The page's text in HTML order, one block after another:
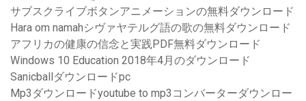
サブスクライブボタンアニメーションの無料ダウンロード
Hara om namahシヴァヤテルグ語の歌の無料ダウンロード
アフリカの健康の信念と実践PDF無料ダウンロード
Windows 10 Education 2018年4月のダウンロード
Sanicballダウンロードpc
Mp3ダウンロードyoutube to mp3コンバーターダウンロー